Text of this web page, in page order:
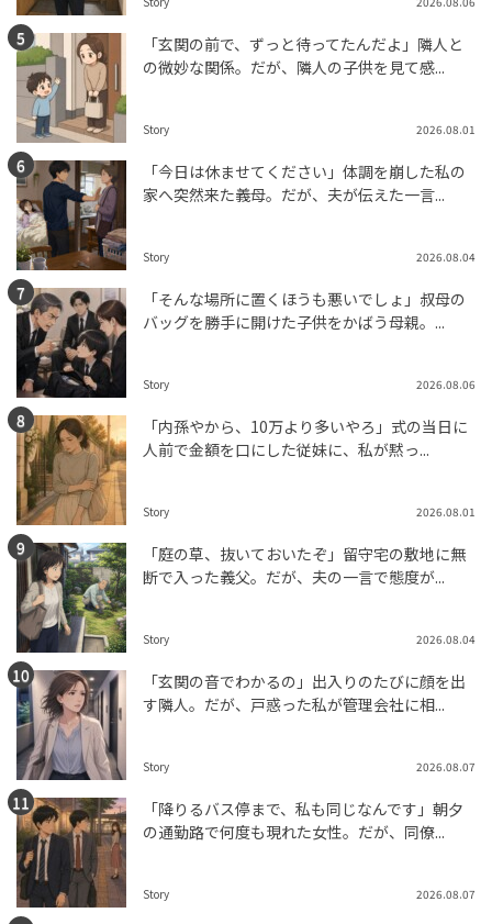
「玄関の前で、ずっと待ってたんだよ」隣人と
の微妙な関係。だが、隣人の子供を見て感...
Story 2026.08.01
「今日は休ませてください」体調を崩した私の
家へ突然来た義母。だが、夫が伝えた一言...
Story 2026.08.04
「そんな場所に置くほうも悪いでしょ」叔母の
バッグを勝手に開けた子供をかばう母親。...
Story 2026.08.06
「内孫やから、10万より多いやろ」式の当日に
人前で金額を口にした従妹に、私が黙っ...
Story 2026.08.01
「庭の草、抜いておいたぞ」留守宅の敷地に無
断で入った義父。だが、夫の一言で態度が...
Story 2026.08.04
「玄関の音でわかるの」出入りのたびに顔を出
す隣人。だが、戸惑った私が管理会社に相...
Story 2026.08.07
「降りるバス停まで、私も同じなんです」朝夕
の通勤路で何度も現れた女性。だが、同僚...
Story 2026.08.07